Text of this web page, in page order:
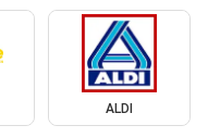
ALDI